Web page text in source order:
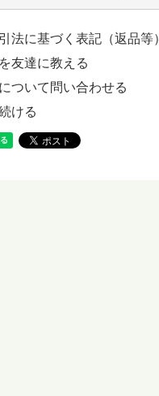
法に基づく表記（返品等）
友達に教える
ついて問い合わせる
ける